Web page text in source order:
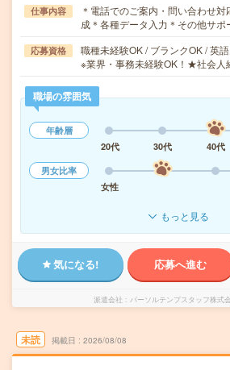
仕事内容
＊電話でのご案内・問い合わせ
成＊各種データ入力＊その他サ
応募資格
職種未経験OK / ブランクOK / 英
※業界・事務未経験OK！★社会人
職場の雰囲気
年齢層
20代
30代 40代
男女比率
女性
もっと見る
気になる! 応募へ進む
派遣会社 パーソルテンプスタッフ株式
未読 掲載日 2026/08/08